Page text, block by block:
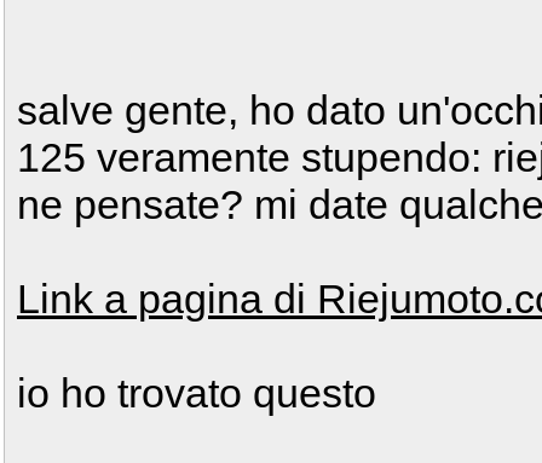
salve gente, ho dato
125 veramente stupendo:
ne pensate? mi date
Link a pagina di
io ho trovato questo